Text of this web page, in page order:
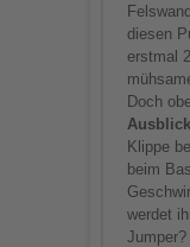
diesen
erstmal
Doch
Klippe
beim
werdet
Jumper?